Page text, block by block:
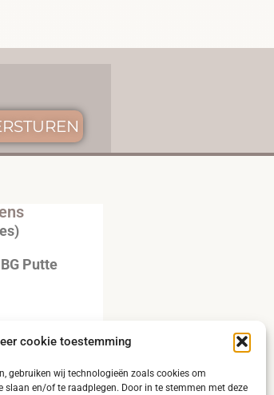
cookie toestemming
gebruiken wij technologieën zoals cookies om
slaan en/of te raadplegen. Door in te stemmen met deze
Putte